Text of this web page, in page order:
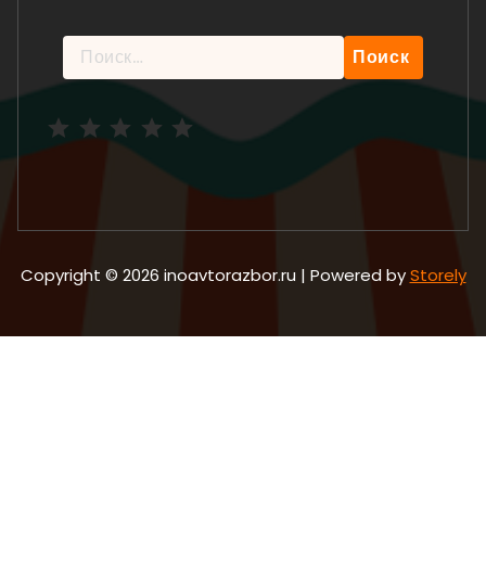
Найти:
Copyright © 2026 inoavtorazbor.ru | Powered byStorely